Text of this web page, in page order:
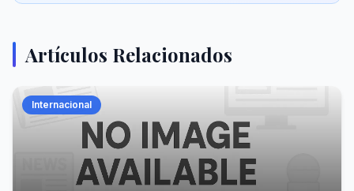
Artículos Relacionados
Internacional